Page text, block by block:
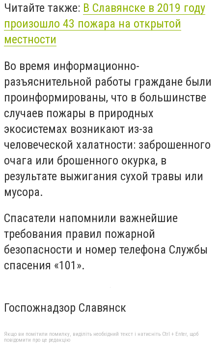
Читайте также: В Славянске в 2019 году
произошло 43 пожара на открытой
местности
Во время информационно-
разъяснительной работы граждане были
проинформированы, что в большинстве
случаев пожары в природных
экосистемах возникают из-за
человеческой халатности: заброшенного
очага или брошенного окурка, в
результате выжигания сухой травы или
мусора.
Спасатели напомнили важнейшие
требования правил пожарной
безопасности и номер телефона Службы
спасения «101».
Госпожнадзор Славянск
Якщо ви помітили помилку, виділіть необхідний текст і натисніть Ctrl + Enter, щоб
повідомити про це редакцію